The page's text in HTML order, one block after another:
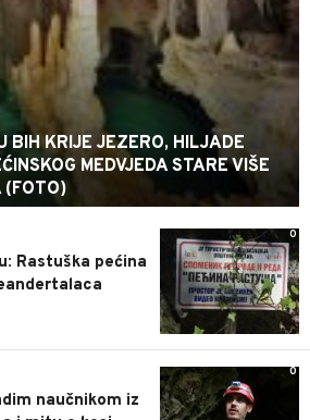
BIH KRIJE JEZERO, HILJADE
MEDVJEDA STARE VIŠE
(FOTO)
0
Rastuška pećina
0
naučnikom iz